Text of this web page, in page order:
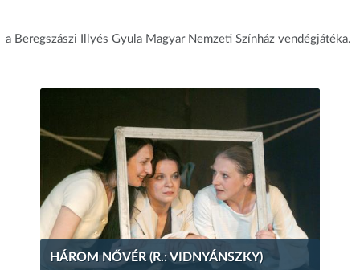
a Beregszászi Illyés Gyula Magyar Nemzeti Színház vendégjátéka.
HÁROM NŐVÉR (R.: VIDNYÁNSZKY)